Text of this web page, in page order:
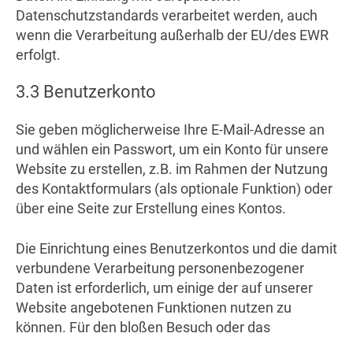
Datenschutzstandards verarbeitet werden, auch
wenn die Verarbeitung außerhalb der EU/des EWR
erfolgt.
3.3 Benutzerkonto
Sie geben möglicherweise Ihre E-Mail-Adresse an
und wählen ein Passwort, um ein Konto für unsere
Website zu erstellen, z.B. im Rahmen der Nutzung
des Kontaktformulars (als optionale Funktion) oder
über eine Seite zur Erstellung eines Kontos.
Die Einrichtung eines Benutzerkontos und die damit
verbundene Verarbeitung personenbezogener
Daten ist erforderlich, um einige der auf unserer
Website angebotenen Funktionen nutzen zu
können. Für den bloßen Besuch oder das